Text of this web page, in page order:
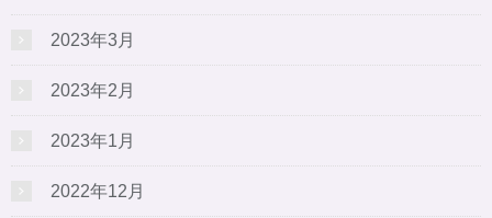
2023年3月
2023年2月
2023年1月
2022年12月